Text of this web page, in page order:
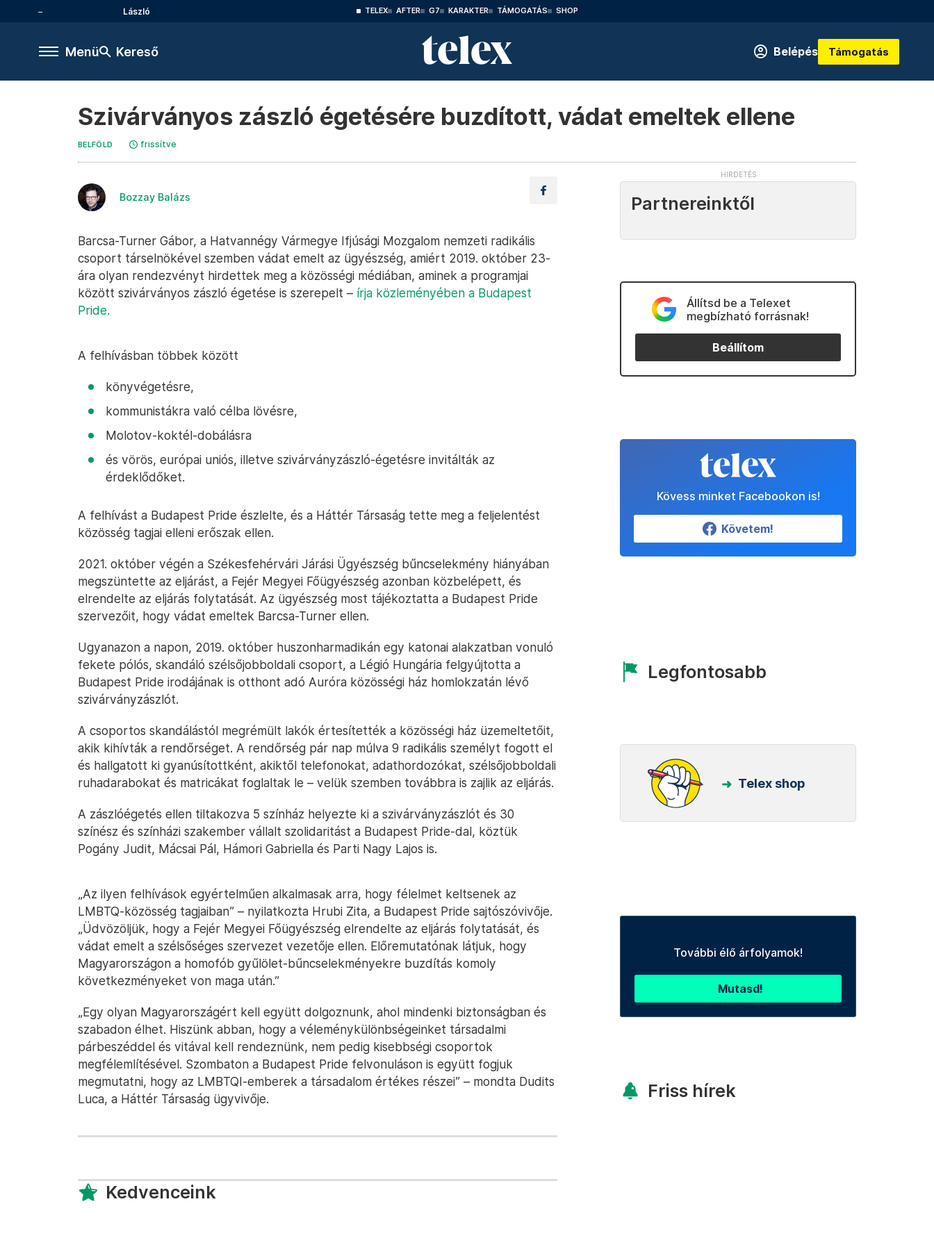
László TELEX AFTER G7 KARAKTER TÁMOGATÁS SHOP
Menü Kereső Belépés Támogatás
Szivárványos zászló égetésére buzdított, vádat emeltek ellene
BELFÖLD frissítve
Bozzay Balázs
Barcsa-Turner Gábor, a Hatvannégy Vármegye Ifjúsági Mozgalom nemzeti radikális
csoport társelnökével szemben vádat emelt az ügyészség, amiért 2019. október 23-
ára olyan rendezvényt hirdettek meg a közösségi médiában, aminek a programjai
között szivárványos zászló égetése is szerepelt – írja közleményében a Budapest
Pride.
A felhívásban többek között
könyvégetésre,
kommunistákra való célba lövésre,
Molotov-koktél-dobálásra
és vörös, európai uniós, illetve szivárványzászló-égetésre invitálták az
érdeklődőket.
A felhívást a Budapest Pride észlelte, és a Háttér Társaság tette meg a feljelentést
közösség tagjai elleni erőszak ellen.
2021. október végén a Székesfehérvári Járási Ügyészség bűncselekmény hiányában
megszüntette az eljárást, a Fejér Megyei Főügyészség azonban közbelépett, és
elrendelte az eljárás folytatását. Az ügyészség most tájékoztatta a Budapest Pride
szervezőit, hogy vádat emeltek Barcsa-Turner ellen.
Ugyanazon a napon, 2019. október huszonharmadikán egy katonai alakzatban vonuló
fekete pólós, skandáló szélsőjobboldali csoport, a Légió Hungária felgyújtotta a
Budapest Pride irodájának is otthont adó Auróra közösségi ház homlokzatán lévő
szivárványzászlót.
A csoportos skandálástól megrémült lakók értesítették a közösségi ház üzemeltetőit,
akik kihívták a rendőrséget. A rendőrség pár nap múlva 9 radikális személyt fogott el
és hallgatott ki gyanúsítottként, akiktől telefonokat, adathordozókat, szélsőjobboldali
ruhadarabokat és matricákat foglaltak le – velük szemben továbbra is zajlik az eljárás.
A zászlóégetés ellen tiltakozva 5 színház helyezte ki a szivárványzászlót és 30
színész és színházi szakember vállalt szolidaritást a Budapest Pride-dal, köztük
Pogány Judit, Mácsai Pál, Hámori Gabriella és Parti Nagy Lajos is.
„Az ilyen felhívások egyértelműen alkalmasak arra, hogy félelmet keltsenek az
LMBTQ-közösség tagjaiban” – nyilatkozta Hrubi Zita, a Budapest Pride sajtószóvivője.
„Üdvözöljük, hogy a Fejér Megyei Főügyészség elrendelte az eljárás folytatását, és
vádat emelt a szélsőséges szervezet vezetője ellen. Előremutatónak látjuk, hogy
Magyarországon a homofób gyűlölet-bűncselekményekre buzdítás komoly
következményeket von maga után.”
„Egy olyan Magyarországért kell együtt dolgoznunk, ahol mindenki biztonságban és
szabadon élhet. Hiszünk abban, hogy a véleménykülönbségeinket társadalmi
párbeszéddel és vitával kell rendeznünk, nem pedig kisebbségi csoportok
megfélemlítésével. Szombaton a Budapest Pride felvonuláson is együtt fogjuk
megmutatni, hogy az LMBTQI-emberek a társadalom értékes részei” – mondta Dudits
Luca, a Háttér Társaság ügyvivője.
Kedvenceink
Partnereinktől
Állítsd be a Telexet
megbízható forrásnak!
Beállítom
Kövess minket Facebookon is!
Követem!
Legfontosabb
Telex shop
További élő árfolyamok!
Mutasd!
Friss hírek